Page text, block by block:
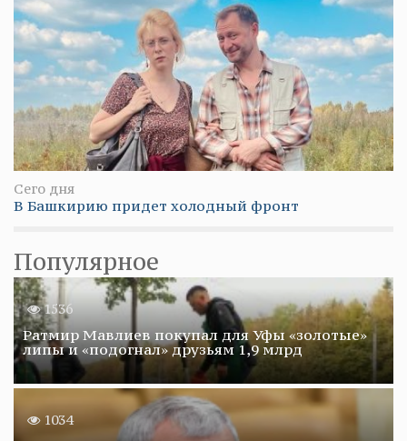
Сего дня
В Башкирию придет холодный фронт
Популярное
1536
Ратмир Мавлиев покупал для Уфы «золотые»
липы и «подогнал» друзьям 1,9 млрд
1034